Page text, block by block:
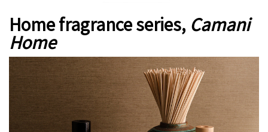
Home fragrance series, Camani
Home